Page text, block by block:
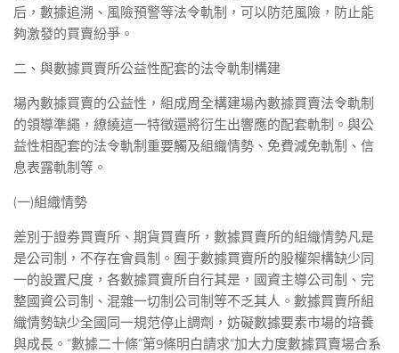
后，數據追溯、風險預警等法令軌制，可以防范風險，防止能
夠激發的買賣紛爭。
二、與數據買賣所公益性配套的法令軌制構建
場內數據買賣的公益性，組成周全構建場內數據買賣法令軌制
的領導準繩，繚繞這一特徵還將衍生出響應的配套軌制。與公
益性相配套的法令軌制重要觸及組織情勢、免費減免軌制、信
息表露軌制等。
(一)組織情勢
差別于證券買賣所、期貨買賣所，數據買賣所的組織情勢凡是
是公司制，不存在會員制。囿于數據買賣所的股權架構缺少同
一的設置尺度，各數據買賣所自行其是，國資主導公司制、完
整國資公司制、混雜一切制公司制等不乏其人。數據買賣所組
織情勢缺少全國同一規范停止調劑，妨礙數據要素市場的培養
與成長。“數據二十條”第9條明白請求“加大力度數據買賣場合系